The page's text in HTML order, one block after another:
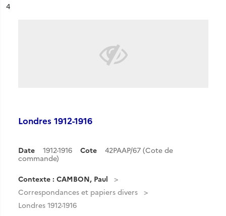
n°
4
Londres 1912-1916
Date 1912-1916 Cote
42PAAP/67 (Cote de
commande)
Contexte : CAMBON, Paul
Correspondances et papiers divers
Londres 1912-1916